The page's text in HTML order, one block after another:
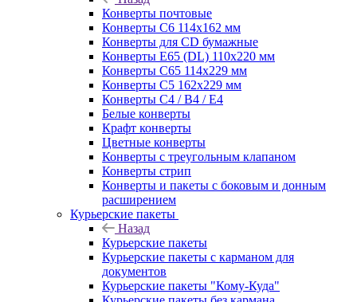
Конверты почтовые
Конверты С6 114х162 мм
Конверты для CD бумажные
Конверты E65 (DL) 110х220 мм
Конверты С65 114х229 мм
Конверты С5 162х229 мм
Конверты С4 / B4 / E4
Белые конверты
Крафт конверты
Цветные конверты
Конверты с треугольным клапаном
Конверты стрип
Конверты и пакеты с боковым и донным
расширением
Курьерские пакеты
Назад
Курьерские пакеты
Курьерские пакеты с карманом для
документов
Курьерские пакеты "Кому-Куда"